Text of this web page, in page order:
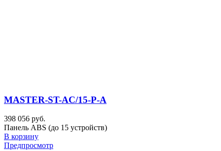
MASTER-ST-AC/15-P-A
398 056 руб.
Панель ABS (до 15 устройств)
В корзину
Предпросмотр